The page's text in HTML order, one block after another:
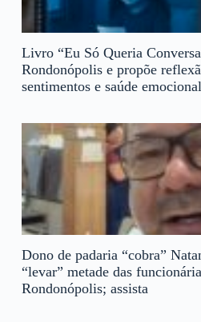
Livro “Eu Só Queria
Rondonópolis e propõe
sentimentos e saúde emocional
Dono de padaria “cobra”
“levar” metade das
Rondonópolis; assista